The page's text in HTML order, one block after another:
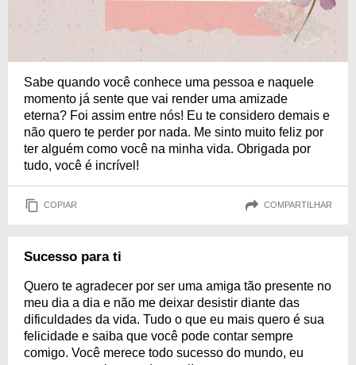
Sabe quando você conhece uma pessoa e naquele
momento já sente que vai render uma amizade
eterna? Foi assim entre nós! Eu te considero demais e
não quero te perder por nada. Me sinto muito feliz por
ter alguém como você na minha vida. Obrigada por
tudo, você é incrível!
COPIAR COMPARTILHAR
Sucesso para ti
Quero te agradecer por ser uma amiga tão presente no
meu dia a dia e não me deixar desistir diante das
dificuldades da vida. Tudo o que eu mais quero é sua
felicidade e saiba que você pode contar sempre
comigo. Você merece todo sucesso do mundo, eu